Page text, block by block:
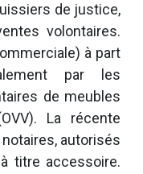
de justice,
volontaires.
à part
par les
de meubles
La récente
autorisés
titre accessoire.